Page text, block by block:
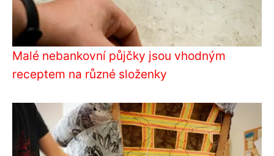
Malé nebankovní půjčky jsou vhodným
receptem na různé složenky